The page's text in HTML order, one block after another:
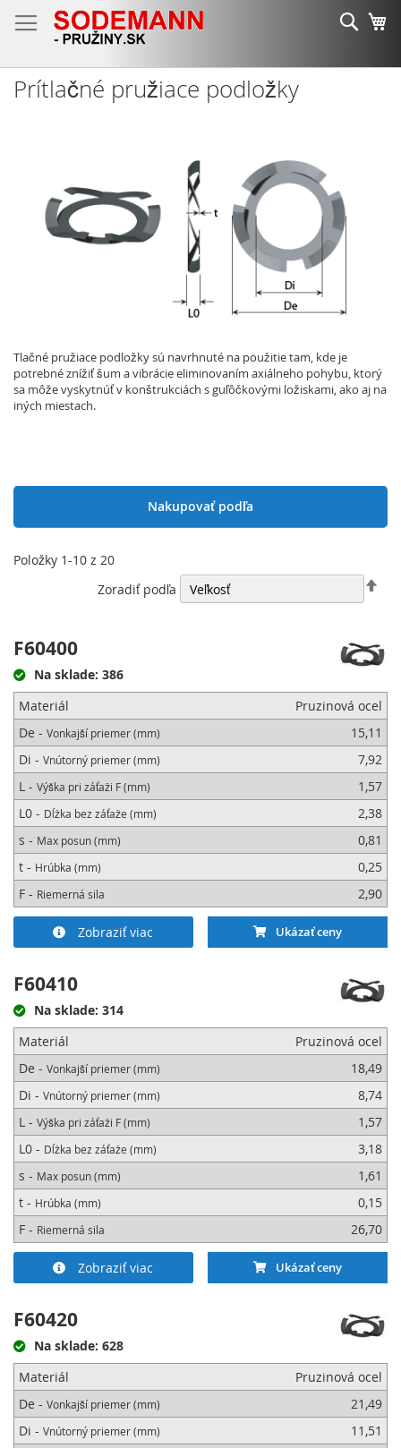
to
Content
Prítlačné pružiace podložky
Tlačné pružiace podložky sú navrhnuté na použitie tam, kde je
potrebné znížiť šum a vibrácie eliminovaním axiálneho pohybu, ktorý
sa môže vyskytnúť v konštrukciách s guľôčkovými ložiskami, ako aj na
iných miestach.
Nakupovať podľa
Položky 1-10 z 20
Zoradiť podľa
F60400
Na sklade: 386
Materiál
Pruzinová ocel
De - Vonkajší priemer (mm)
15,11
Di - Vnútorný priemer (mm)
7,92
L - Výška pri záťaži F (mm)
1,57
L0 - Dĺžka bez záťaže (mm)
2,38
s - Max posun (mm)
0,81
t - Hrúbka (mm)
0,25
F - Riemerná sila 2,90
Zobraziť viac Ukázať ceny
F60410
Na sklade: 314
Materiál
Pruzinová ocel
De - Vonkajší priemer (mm)
18,49
Di - Vnútorný priemer (mm)
8,74
L - Výška pri záťaži F (mm)
1,57
L0 - Dĺžka bez záťaže (mm)
3,18
s - Max posun (mm)
1,61
t - Hrúbka (mm)
0,15
F - Riemerná sila 26,70
Zobraziť viac Ukázať ceny
F60420
Na sklade: 628
Materiál
Pruzinová ocel
De - Vonkajší priemer (mm)
21,49
Di - Vnútorný priemer (mm)
11,51